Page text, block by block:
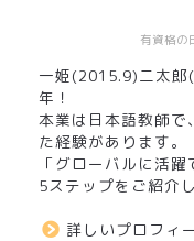
有資格の
一姫(2015.9)二太
年！
本業は日本語教師で
た経験があります。
「グローバルに活
5ステップをご紹介し
詳しいプロフィ